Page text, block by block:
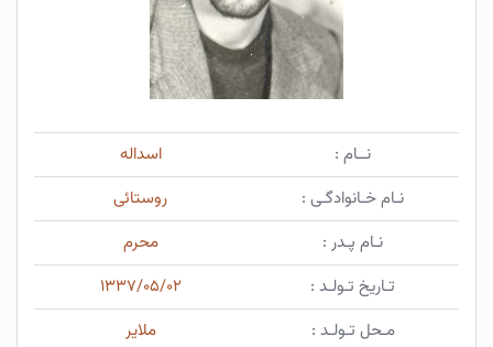
نــام :
اسداله
نـام خـانوادگـی :
روستائی
نـام پـدر :
محرم
تـاریخ تـولـد :
۱۳۳۷/۰۵/۰۲
مـحل تـولـد :
ملایر